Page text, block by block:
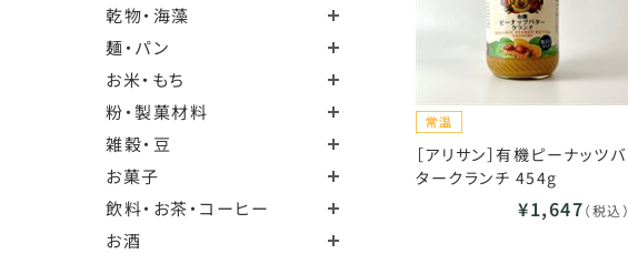
乾物・海藻
麺・パン
お米・もち
粉・製菓材料
雑穀・豆
お菓子
飲料・お茶・コーヒー
お酒
［アリサン］有機ピーナッツバ
タークランチ 454g
¥1,647（税込）